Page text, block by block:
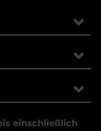
einschließlich